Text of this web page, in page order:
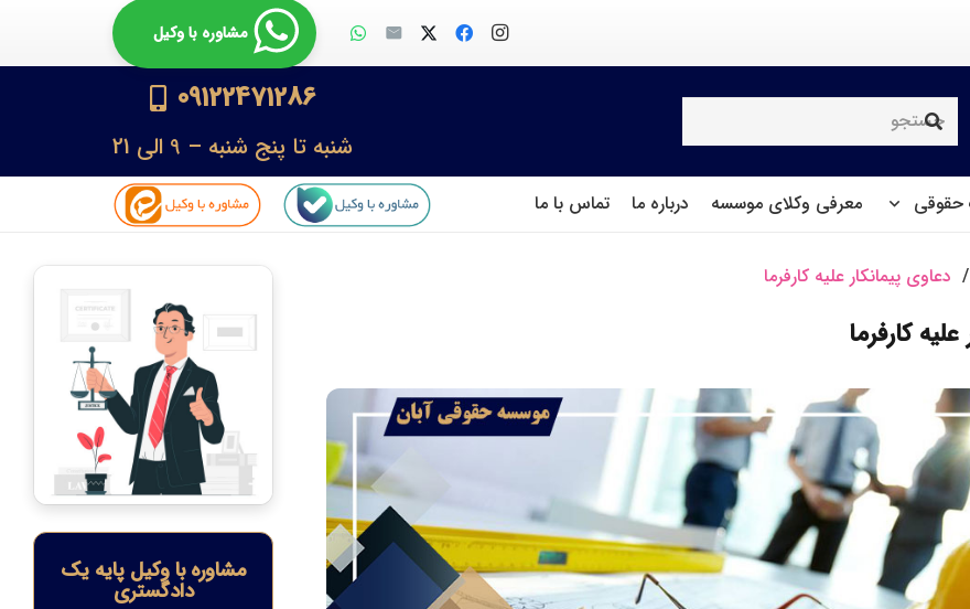
مشاوره با وکیل
09122471286
شنبه تا پنج شنبه – 9 الی 21
معرفی وکلای موسسه درباره ما تماس با ما
/ دعاوی پیمانکار علیه کارفرما
کارفرما
مشاوره با وکیل پایه یک
دادگستری